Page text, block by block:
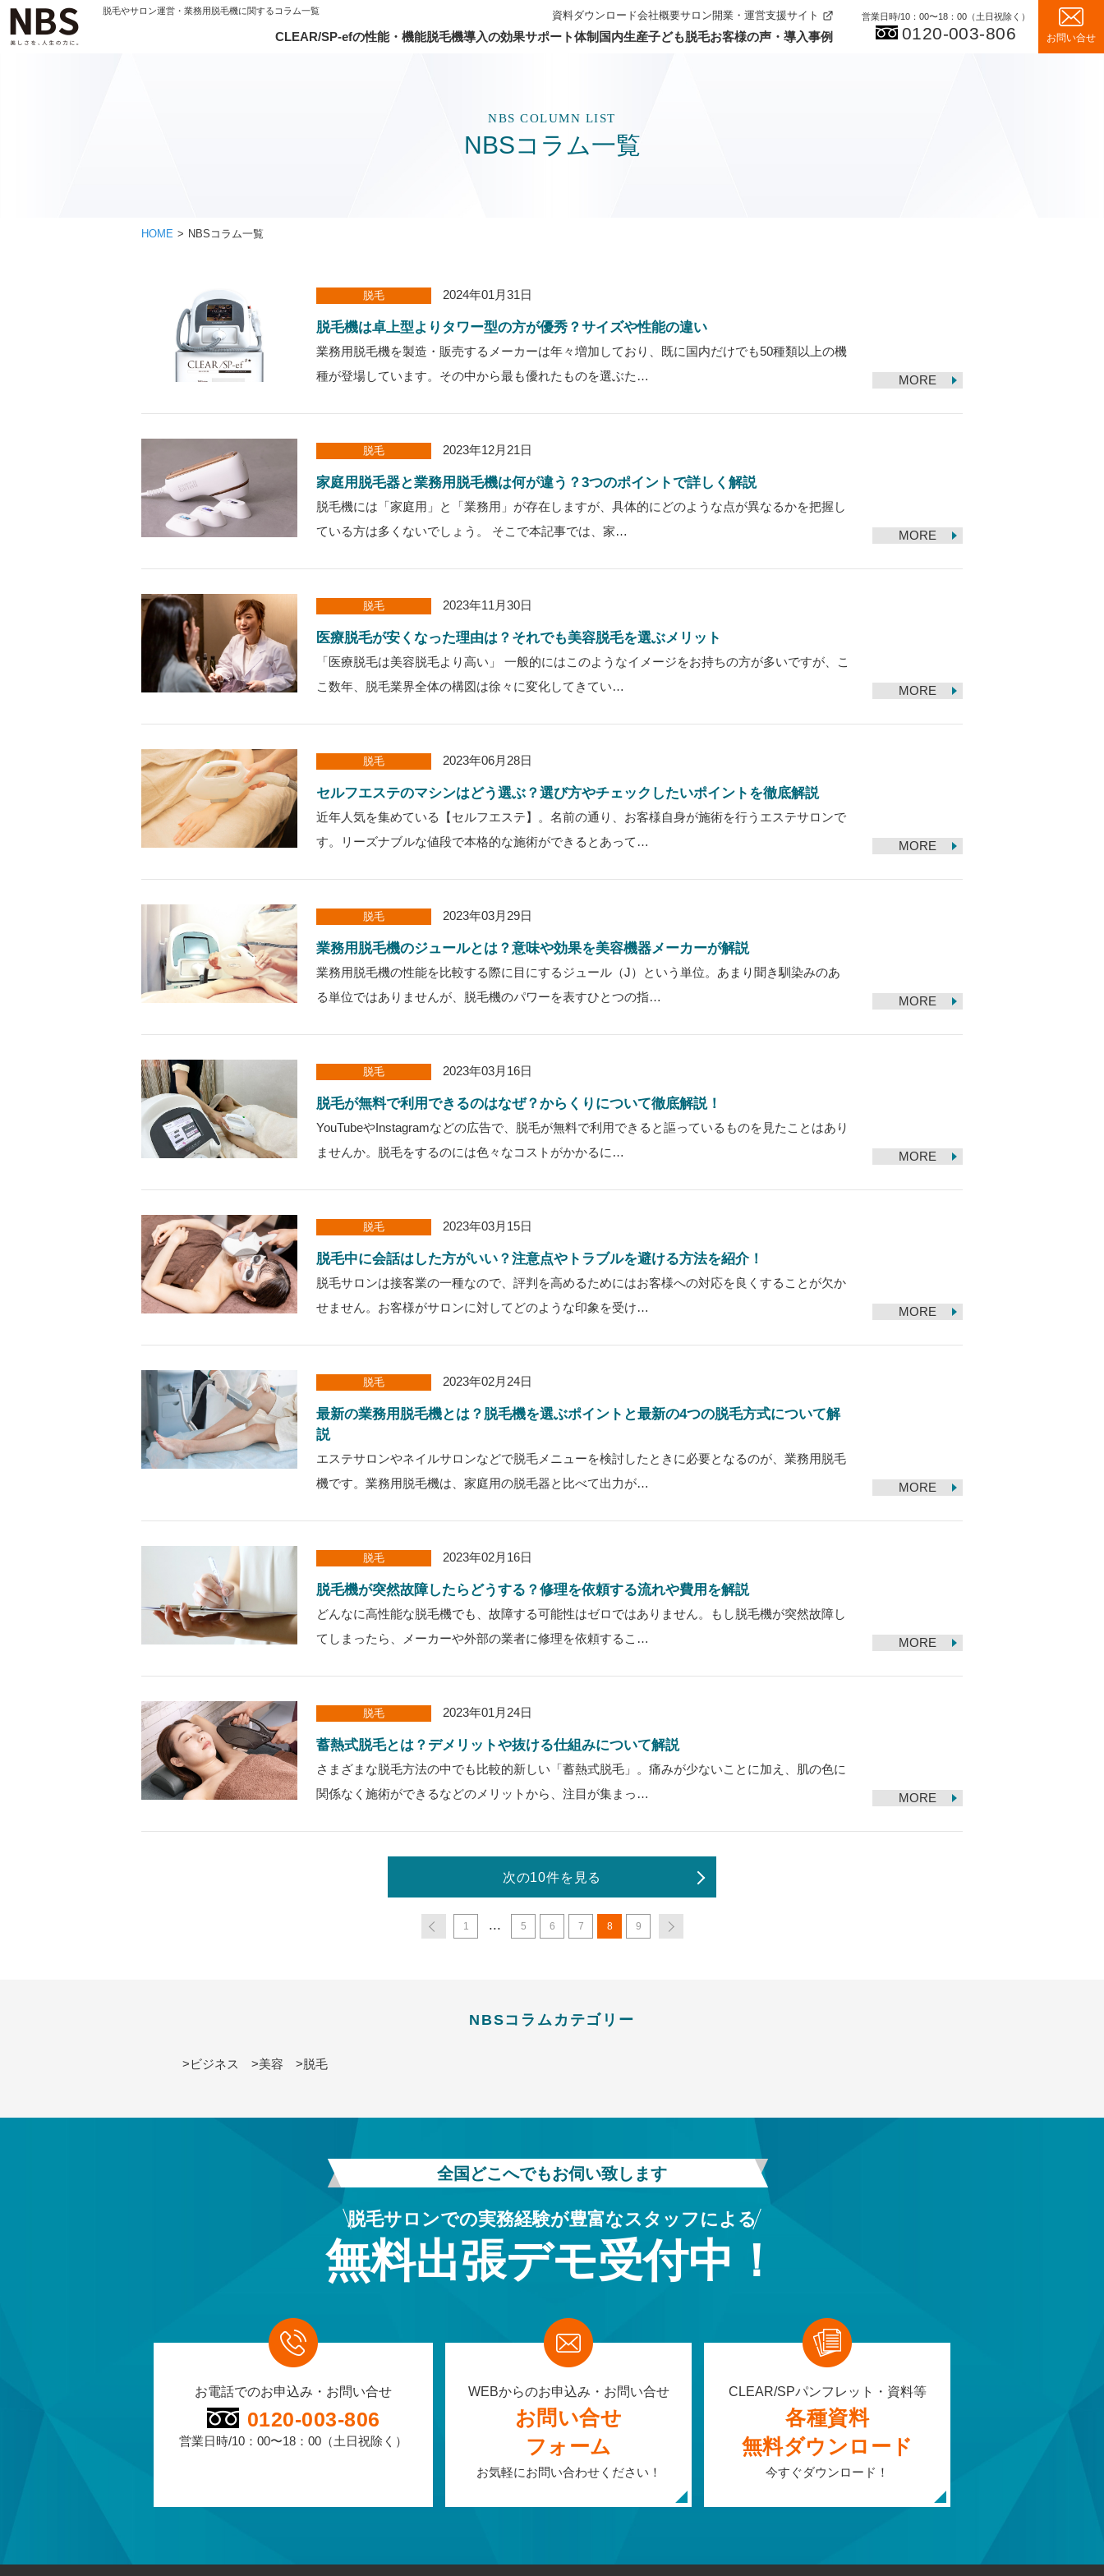
脱毛やサロン運営・ 業務用脱毛機に関するコラム一覧 資料ダウンロード会社概要サロン開業・運営支援サイト
CLEAR/SP-efの性能・機能脱毛機導入の効果サポート体制 国内生産子ども脱毛お客様の声・導入事例
営業日時/10：00〜18：00（土日祝除く）
0120-003-806 お問い合せ
NBS COLUMN LIST
NBSコラム一覧
HOME NBSコラム一覧
脱毛 2024年01月31日
脱毛機は卓上型よりタワー型の方が優秀？サイズや性能の違い
業務用脱毛機を製造・販売するメーカーは年々増加しており、既に国内だけでも50種類以上の機
種が登場しています。その中から最も優れたものを選ぶた…
MORE
脱毛 2023年12月21日
家庭用脱毛器と業務用脱毛機は何が違う？3つのポイントで詳しく解説
脱毛機には「家庭用」と「業務用」が存在しますが、具体的にどのような点が異なるかを把握し
ている方は多くないでしょう。 そこで本記事では、家…
MORE
脱毛 2023年11月30日
医療脱毛が安くなった理由は？それでも美容脱毛を選ぶメリット
「医療脱毛は美容脱毛より高い」 一般的にはこのようなイメージをお持ちの方が多いですが、こ
こ数年、脱毛業界全体の構図は徐々に変化してきてい…
MORE
脱毛 2023年06月28日
セルフエステのマシンはどう選ぶ？選び方やチェックしたいポイントを徹底解説
近年人気を集めている【セルフエステ】。名前の通り、お客様自身が施術を行うエステサロンで
す。リーズナブルな値段で本格的な施術ができるとあって…
MORE
脱毛 2023年03月29日
業務用脱毛機のジュールとは？意味や効果を美容機器メーカーが解説
業務用脱毛機の性能を比較する際に目にするジュール（J）という単位。あまり聞き馴染みのあ
る単位ではありませんが、脱毛機のパワーを表すひとつの指…
MORE
脱毛 2023年03月16日
脱毛が無料で利用できるのはなぜ？からくりについて徹底解説！
YouTubeやInstagramなどの広告で、脱毛が無料で利用できると謳っているものを見たことはあり
ませんか。脱毛をするのには色々なコストがかかるに…
MORE
脱毛 2023年03月15日
脱毛中に会話はした方がいい？注意点やトラブルを避ける方法を紹介！
脱毛サロンは接客業の一種なので、評判を高めるためにはお客様への対応を良くすることが欠か
せません。お客様がサロンに対してどのような印象を受け…
MORE
脱毛 2023年02月24日
最新の業務用脱毛機とは？脱毛機を選ぶポイントと最新の4つの脱毛方式について解
説
エステサロンやネイルサロンなどで脱毛メニューを検討したときに必要となるのが、業務用脱毛
機です。業務用脱毛機は、家庭用の脱毛器と比べて出力が…
MORE
脱毛 2023年02月16日
脱毛機が突然故障したらどうする？修理を依頼する流れや費用を解説
どんなに高性能な脱毛機でも、故障する可能性はゼロではありません。もし脱毛機が突然故障し
てしまったら、メーカーや外部の業者に修理を依頼するこ…
MORE
脱毛 2023年01月24日
蓄熱式脱毛とは？デメリットや抜ける仕組みについて解説
さまざまな脱毛方法の中でも比較的新しい「蓄熱式脱毛」。痛みが少ないことに加え、肌の色に
関係なく施術ができるなどのメリットから、注目が集まっ…
MORE
次の10件を見る
1 ... 5 6 7 8 9
NBSコラムカテゴリー
>ビジネス >美容 >脱毛
全国どこへでもお伺い致します
脱毛サロンでの実務経験が豊富なスタッフによる
無料出張デモ受付中！
お電話でのお申込み・お問い合せ
0120-003-806
営業日時/10：00〜18：00（土日祝除く）
WEBからのお申込み・お問い合せ
お問い合せ
フォーム
お気軽にお問い合わせください！
CLEAR/SPパンフレット・資料等
各種資料
無料ダウンロード
今すぐダウンロード！